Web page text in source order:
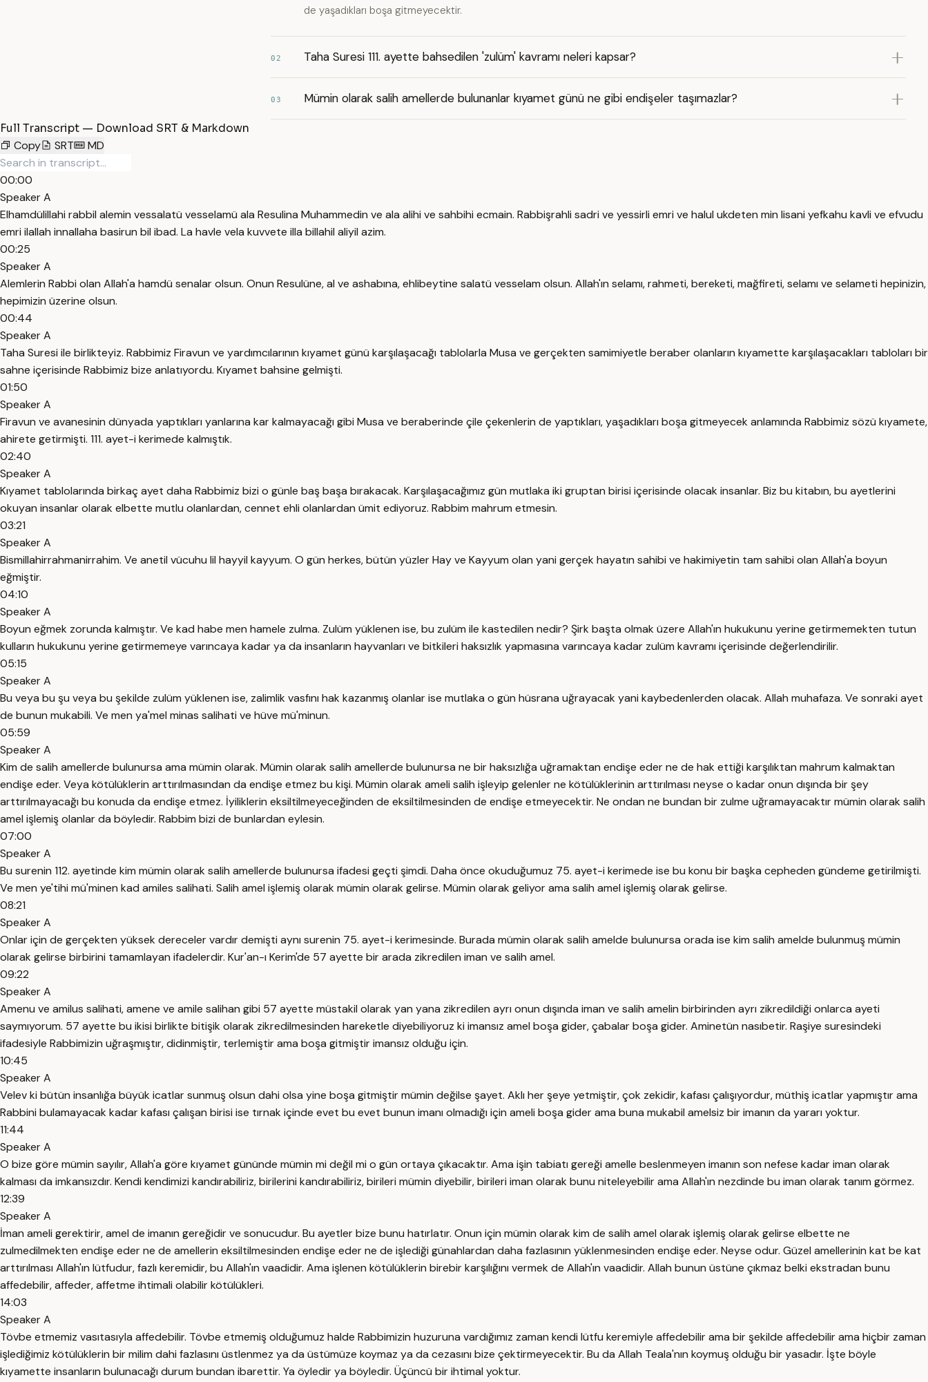
de yaşadıkları boşa gitmeyecektir.
02 Taha Suresi 111. ayette bahsedilen 'zulüm' kavramı neleri kapsar?
03 Mümin olarak salih amellerde bulunanlar kıyamet günü ne gibi endişeler taşımazlar?
Full Transcript — Download SRT & Markdown
Copy
SRT MD
00:00
Speaker A
Elhamdülillahi rabbil alemin vessalatü vesselamü ala Resulina Muhammedin ve ala alihi ve sahbihi ecmain. Rabbişrahli sadri ve yessirli emri ve halul ukdeten min lisani yefkahu kavli ve efvudu
emri ilallah innallaha basirun bil ibad. La havle vela kuvvete illa billahil aliyil azim.
00:25
Speaker A
Alemlerin Rabbi olan Allah'a hamdü senalar olsun. Onun Resulüne, al ve ashabına, ehlibeytine salatü vesselam olsun. Allah'ın selamı, rahmeti, bereketi, mağfireti, selamı ve selameti hepinizin,
hepimizin üzerine olsun.
00:44
Speaker A
Taha Suresi ile birlikteyiz. Rabbimiz Firavun ve yardımcılarının kıyamet günü karşılaşacağı tablolarla Musa ve gerçekten samimiyetle beraber olanların kıyamette karşılaşacakları tabloları bir
sahne içerisinde Rabbimiz bize anlatıyordu. Kıyamet bahsine gelmişti.
01:50
Speaker A
Firavun ve avanesinin dünyada yaptıkları yanlarına kar kalmayacağı gibi Musa ve beraberinde çile çekenlerin de yaptıkları, yaşadıkları boşa gitmeyecek anlamında Rabbimiz sözü kıyamete,
ahirete getirmişti. 111. ayet-i kerimede kalmıştık.
02:40
Speaker A
Kıyamet tablolarında birkaç ayet daha Rabbimiz bizi o günle baş başa bırakacak. Karşılaşacağımız gün mutlaka iki gruptan birisi içerisinde olacak insanlar. Biz bu kitabın, bu ayetlerini
okuyan insanlar olarak elbette mutlu olanlardan, cennet ehli olanlardan ümit ediyoruz. Rabbim mahrum etmesin.
03:21
Speaker A
Bismillahirrahmanirrahim. Ve anetil vücuhu lil hayyil kayyum. O gün herkes, bütün yüzler Hay ve Kayyum olan yani gerçek hayatın sahibi ve hakimiyetin tam sahibi olan Allah'a boyun
eğmiştir.
04:10
Speaker A
Boyun eğmek zorunda kalmıştır. Ve kad habe men hamele zulma. Zulüm yüklenen ise, bu zulüm ile kastedilen nedir? Şirk başta olmak üzere Allah'ın hukukunu yerine getirmemekten tutun
kulların hukukunu yerine getirmemeye varıncaya kadar ya da insanların hayvanları ve bitkileri haksızlık yapmasına varıncaya kadar zulüm kavramı içerisinde değerlendirilir.
05:15
Speaker A
Bu veya bu şu veya bu şekilde zulüm yüklenen ise, zalimlik vasfını hak kazanmış olanlar ise mutlaka o gün hüsrana uğrayacak yani kaybedenlerden olacak. Allah muhafaza. Ve sonraki ayet
de bunun mukabili. Ve men ya'mel minas salihati ve hüve mü'minun.
05:59
Speaker A
Kim de salih amellerde bulunursa ama mümin olarak. Mümin olarak salih amellerde bulunursa ne bir haksızlığa uğramaktan endişe eder ne de hak ettiği karşılıktan mahrum kalmaktan
endişe eder. Veya kötülüklerin arttırılmasından da endişe etmez bu kişi. Mümin olarak ameli salih işleyip gelenler ne kötülüklerinin arttırılması neyse o kadar onun dışında bir şey
arttırılmayacağı bu konuda da endişe etmez. İyiliklerin eksiltilmeyeceğinden de eksiltilmesinden de endişe etmeyecektir. Ne ondan ne bundan bir zulme uğramayacaktır mümin olarak salih
amel işlemiş olanlar da böyledir. Rabbim bizi de bunlardan eylesin.
07:00
Speaker A
Bu surenin 112. ayetinde kim mümin olarak salih amellerde bulunursa ifadesi geçti şimdi. Daha önce okuduğumuz 75. ayet-i kerimede ise bu konu bir başka cepheden gündeme getirilmişti.
Ve men ye'tihi mü'minen kad amiles salihati. Salih amel işlemiş olarak mümin olarak gelirse. Mümin olarak geliyor ama salih amel işlemiş olarak gelirse.
08:21
Speaker A
Onlar için de gerçekten yüksek dereceler vardır demişti aynı surenin 75. ayet-i kerimesinde. Burada mümin olarak salih amelde bulunursa orada ise kim salih amelde bulunmuş mümin
olarak gelirse birbirini tamamlayan ifadelerdir. Kur'an-ı Kerim'de 57 ayette bir arada zikredilen iman ve salih amel.
09:22
Speaker A
Amenu ve amilus salihati, amene ve amile salihan gibi 57 ayette müstakil olarak yan yana zikredilen ayrı onun dışında iman ve salih amelin birbirinden ayrı zikredildiği onlarca ayeti
saymıyorum. 57 ayette bu ikisi birlikte bitişik olarak zikredilmesinden hareketle diyebiliyoruz ki imansız amel boşa gider, çabalar boşa gider. Aminetün nasıbetir. Raşiye suresindeki
ifadesiyle Rabbimizin uğraşmıştır, didinmiştir, terlemiştir ama boşa gitmiştir imansız olduğu için.
10:45
Speaker A
Velev ki bütün insanlığa büyük icatlar sunmuş olsun dahi olsa yine boşa gitmiştir mümin değilse şayet. Aklı her şeye yetmiştir, çok zekidir, kafası çalışıyordur, müthiş icatlar yapmıştır ama
Rabbini bulamayacak kadar kafası çalışan birisi ise tırnak içinde evet bu evet bunun imanı olmadığı için ameli boşa gider ama buna mukabil amelsiz bir imanın da yararı yoktur.
11:44
Speaker A
O bize göre mümin sayılır, Allah'a göre kıyamet gününde mümin mi değil mi o gün ortaya çıkacaktır. Ama işin tabiatı gereği amelle beslenmeyen imanın son nefese kadar iman olarak
kalması da imkansızdır. Kendi kendimizi kandırabiliriz, birilerini kandırabiliriz, birileri mümin diyebilir, birileri iman olarak bunu niteleyebilir ama Allah'ın nezdinde bu iman olarak tanım görmez.
12:39
Speaker A
İman ameli gerektirir, amel de imanın gereğidir ve sonucudur. Bu ayetler bize bunu hatırlatır. Onun için mümin olarak kim de salih amel olarak işlemiş olarak gelirse elbette ne
zulmedilmekten endişe eder ne de amellerin eksiltilmesinden endişe eder ne de işlediği günahlardan daha fazlasının yüklenmesinden endişe eder. Neyse odur. Güzel amellerinin kat be kat
arttırılması Allah'ın lütfudur, fazlı keremidir, bu Allah'ın vaadidir. Ama işlenen kötülüklerin birebir karşılığını vermek de Allah'ın vaadidir. Allah bunun üstüne çıkmaz belki ekstradan bunu
affedebilir, affeder, affetme ihtimali olabilir kötülükleri.
14:03
Speaker A
Tövbe etmemiz vasıtasıyla affedebilir. Tövbe etmemiş olduğumuz halde Rabbimizin huzuruna vardığımız zaman kendi lütfu keremiyle affedebilir ama bir şekilde affedebilir ama hiçbir zaman
işlediğimiz kötülüklerin bir milim dahi fazlasını üstlenmez ya da üstümüze koymaz ya da cezasını bize çektirmeyecektir. Bu da Allah Teala'nın koymuş olduğu bir yasadır. İşte böyle
kıyamette insanların bulunacağı durum bundan ibarettir. Ya öyledir ya böyledir. Üçüncü bir ihtimal yoktur.